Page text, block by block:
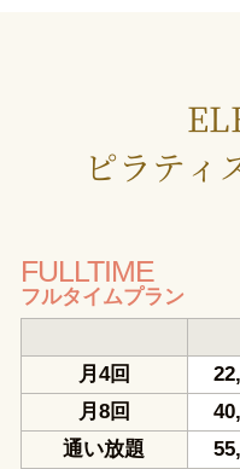
ピラティ
FULLTIME
フルタイムプラン
月4回
月8回
通い放題